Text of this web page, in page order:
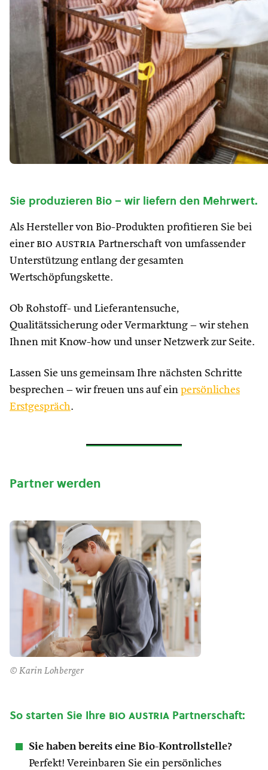
Sie produzieren Bio – wir liefern den Mehrwert.
Als Hersteller von Bio-Produkten profitieren Sie bei
einer bio austria Partnerschaft von umfassender
Unterstützung entlang der gesamten
Wertschöpfungskette.
Ob Rohstoff- und Lieferantensuche,
Qualitätssicherung oder Vermarktung – wir stehen
Ihnen mit Know-how und unser Netzwerk zur Seite.
Lassen Sie uns gemeinsam Ihre nächsten Schritte
besprechen – wir freuen uns auf ein persönliches
Erstgespräch.
Partner werden
© Karin Lohberger
So starten Sie Ihre bio austria Partnerschaft:
Sie haben bereits eine Bio-Kontrollstelle?
Perfekt! Vereinbaren Sie ein persönliches